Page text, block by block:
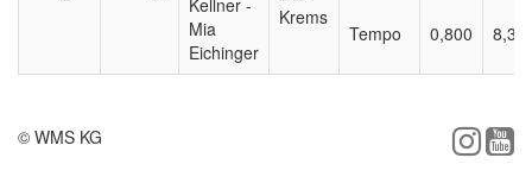
Mia
Eichinger
Krems
Tempo 0,800
© WMS KG